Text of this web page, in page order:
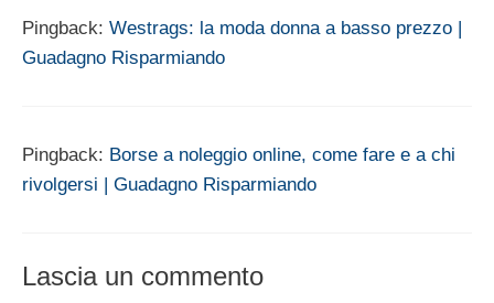
Pingback: Westrags: la moda donna a basso prezzo |
Guadagno Risparmiando
Pingback: Borse a noleggio online, come fare e a chi
rivolgersi | Guadagno Risparmiando
Lascia un commento